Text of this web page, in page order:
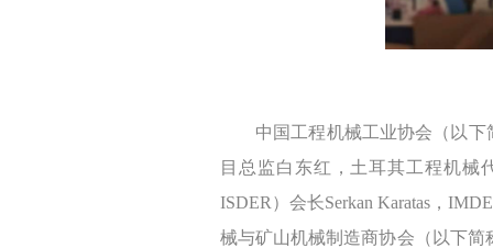
中国工程机械工业协会（以
目总监白东红，土耳其工程机械
ISDER）会长Serkan Karatas，
械与矿山机械制造商协会（以下简